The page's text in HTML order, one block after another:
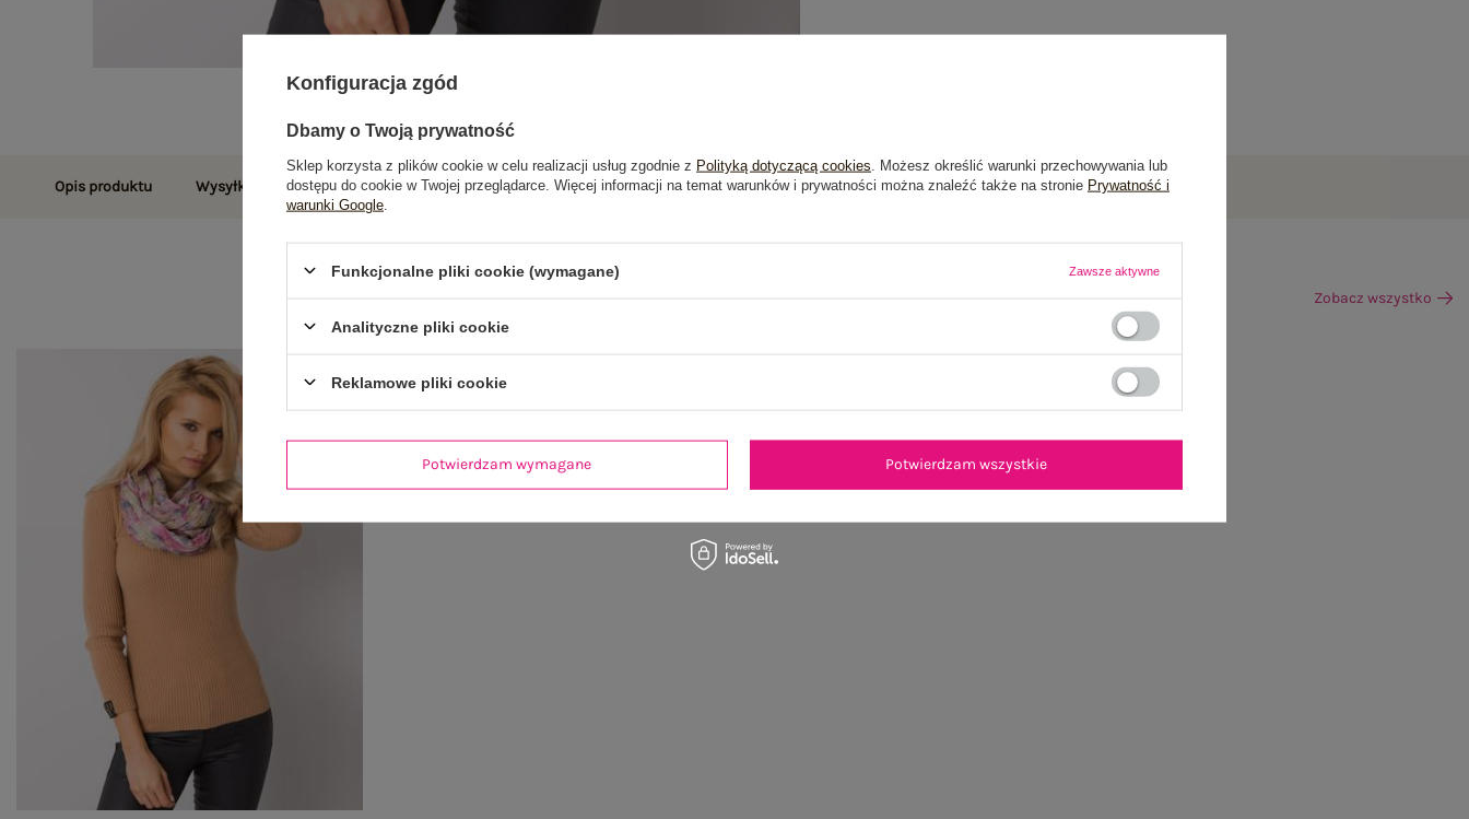
Opis produktu Wysyłka i dostawa Zwroty i reklamacje Opinie o produkcie(7)
Zobacz wszystko
Konfiguracja zgód
Dbamy o Twoją prywatność
Sklep korzysta z plików cookie w celu realizacji usług zgodnie z Polityką dotyczącą cookies . Możesz określić warunki przechowywania lub
dostępu do cookie w Twojej przeglądarce. Więcej informacji na temat warunków i prywatności można znaleźć także na stronie Prywatność i
warunki Google
Funkcjonalne pliki cookie (wymagane) Zawsze aktywne
Analityczne pliki cookie
Reklamowe pliki cookie
Potwierdzam wymagane Potwierdzam wszystkie